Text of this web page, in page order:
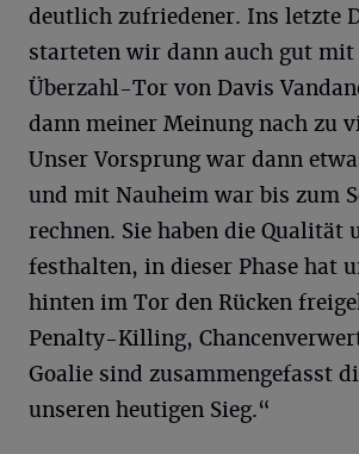
deutlich zufriedener. Ins letzte
starteten wir dann auch gut mit
Überzahl-Tor von Davis
dann meiner Meinung nach zu
Unser Vorsprung war dann
und mit Nauheim war bis zum
rechnen. Sie haben die Qualität
festhalten, in dieser Phase hat
hinten im Tor den Rücken
Penalty-Killing,
Goalie sind zusammengefasst
unseren heutigen Sieg.“